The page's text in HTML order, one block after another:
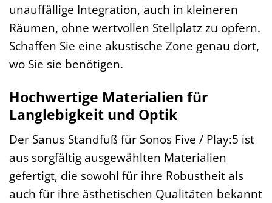
unauffällige Integration, auch in kleineren
Räumen, ohne wertvollen Stellplatz zu opfern.
Schaffen Sie eine akustische Zone genau dort,
wo Sie sie benötigen.
Hochwertige Materialien für
Langlebigkeit und Optik
Der Sanus Standfuß für Sonos Five / Play:5 ist
aus sorgfältig ausgewählten Materialien
gefertigt, die sowohl für ihre Robustheit als
auch für ihre ästhetischen Qualitäten bekannt